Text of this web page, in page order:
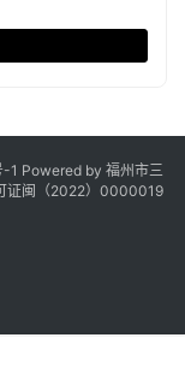
-1 Powered by 福州市三
证闽（2022）0000019